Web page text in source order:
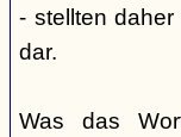
- stellten daher
dar.
Was das